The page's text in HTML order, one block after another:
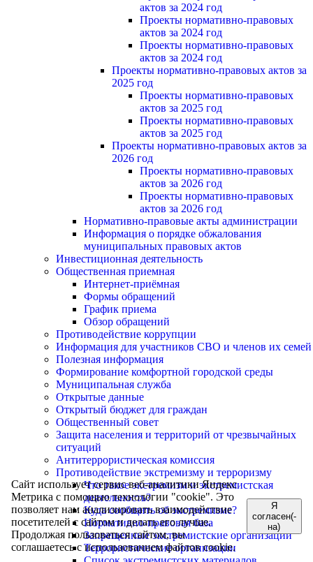
актов за 2024 год
Проекты нормативно-правовых
актов за 2024 год
Проекты нормативно-правовых
актов за 2024 год
Проекты нормативно-правовых актов за
2025 год
Проекты нормативно-правовых
актов за 2025 год
Проекты нормативно-правовых
актов за 2025 год
Проекты нормативно-правовых актов за
2026 год
Проекты нормативно-правовых
актов за 2026 год
Проекты нормативно-правовых
актов за 2026 год
Нормативно-правовые акты администрации
Информация о порядке обжалования
муниципальных правовых актов
Инвестиционная деятельность
Общественная приемная
Интернет-приёмная
Формы обращений
График приема
Обзор обращений
Противодействие коррупции
Информация для участников СВО и членов их семей
Полезная информация
Формирование комфортной городской среды
Муниципальная служба
Открытые данные
Открытый бюджет для граждан
Общественный совет
Защита населения и территорий от чрезвычайных
ситуаций
Антитеррористическая комиссия
Противодействие экстремизму и терроризму
Что такое экстремизм и экстремистская
деятельность?
Куда сообщить об экстремизме?
Нормативно-правовая база
Запрещенные экстремистские организации
Террористические организации
Сайт использует сервис веб-аналитики Яндекс
Метрика с помощью технологии "cookie". Это
позволяет нам анализировать взаимодействие
посетителей с сайтом и делать его лучше.
Продолжая пользоваться сайтом, вы
соглашаетесь с использованием файлов cookie.
Я
согласен(-
на)